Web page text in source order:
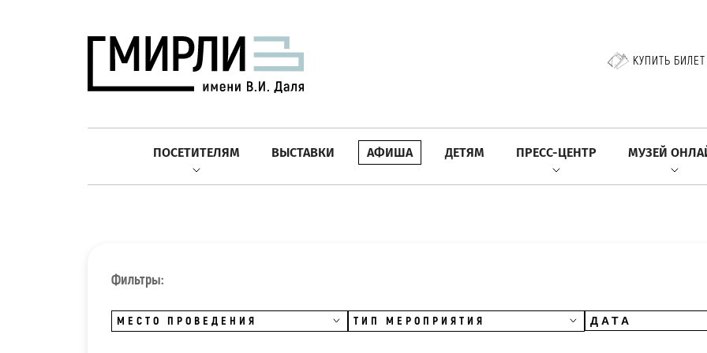
КУПИТЬ БИЛЕТ
ПОСЕТИТЕЛЯМ ВЫСТАВКИ АФИША ДЕТЯМ ПРЕСС-ЦЕНТР МУЗЕЙ
Фильтры:
МЕСТО ПРОВЕДЕНИЯ ТИП МЕРОПРИЯТИЯ